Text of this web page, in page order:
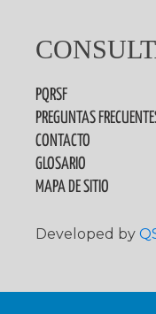
PQRSF
PREGUNTAS
CONTACTO
GLOSARIO
MAPA DE SITIO
Developed by